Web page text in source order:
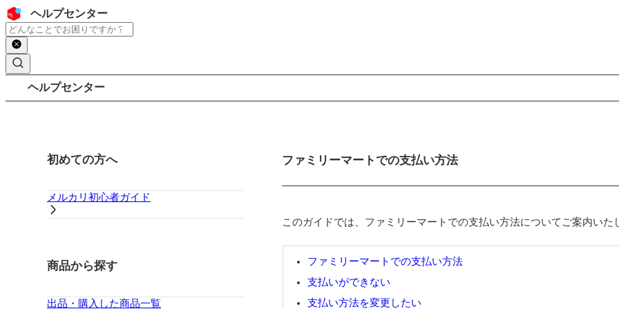
コンテンツにスキップ
ヘッダー
ヘルプセンター
検索
パンくずリスト
ヘルプセンター
サイドバー
初めての方へ
メルカリ初心者ガイド
商品から探す
出品・購入した商品一覧
メインコンテンツ
ファミリーマートでの支払い方法
このガイドでは、ファミリーマートでの支払い方法についてご案内いた
ファミリーマートでの支払い方法
支払いができない
支払い方法を変更したい